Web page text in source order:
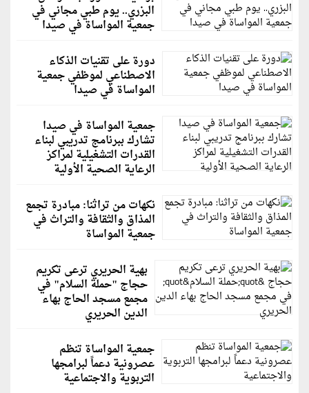
البزري.. يوم طبي مجاني في
جمعية المواساة في صيدا
دورة على تقنيات الذكاء
الاصطناعي لموظفي جمعية
المواساة في صيدا
جمعية المواساة في صيدا
تشارك ببرنامج تدريبي لبناء
القدرات التشغيلية لمراكز
الرعاية الصحية الأولية
نكهات من تراثنا: مبادرة تجمع
المذاق والثقافة والتراث في
جمعية المواساة
بهية الحريري ترعى تكريم
حجاج "حملة السلام" في
مجمع مسجد الحاج بهاء
الدين الحريري
جمعية المواساة تنظم
عصرونية دعماً لبرامجها
التربوية والاجتماعية